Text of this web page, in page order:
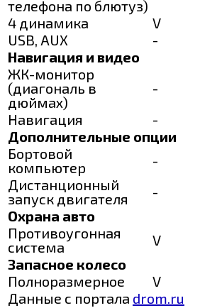
телефона по блютуз)
4 динамика
V
USB, AUX
-
Навигация и видео
ЖК-монитор
(диагональ в
дюймах)
-
Навигация
-
Дополнительные опции
Бортовой
компьютер
-
Дистанционный
запуск двигателя
-
Охрана авто
Противоугонная
система
V
Запасное колесо
Полноразмерное
V
Данные с портала drom.ru